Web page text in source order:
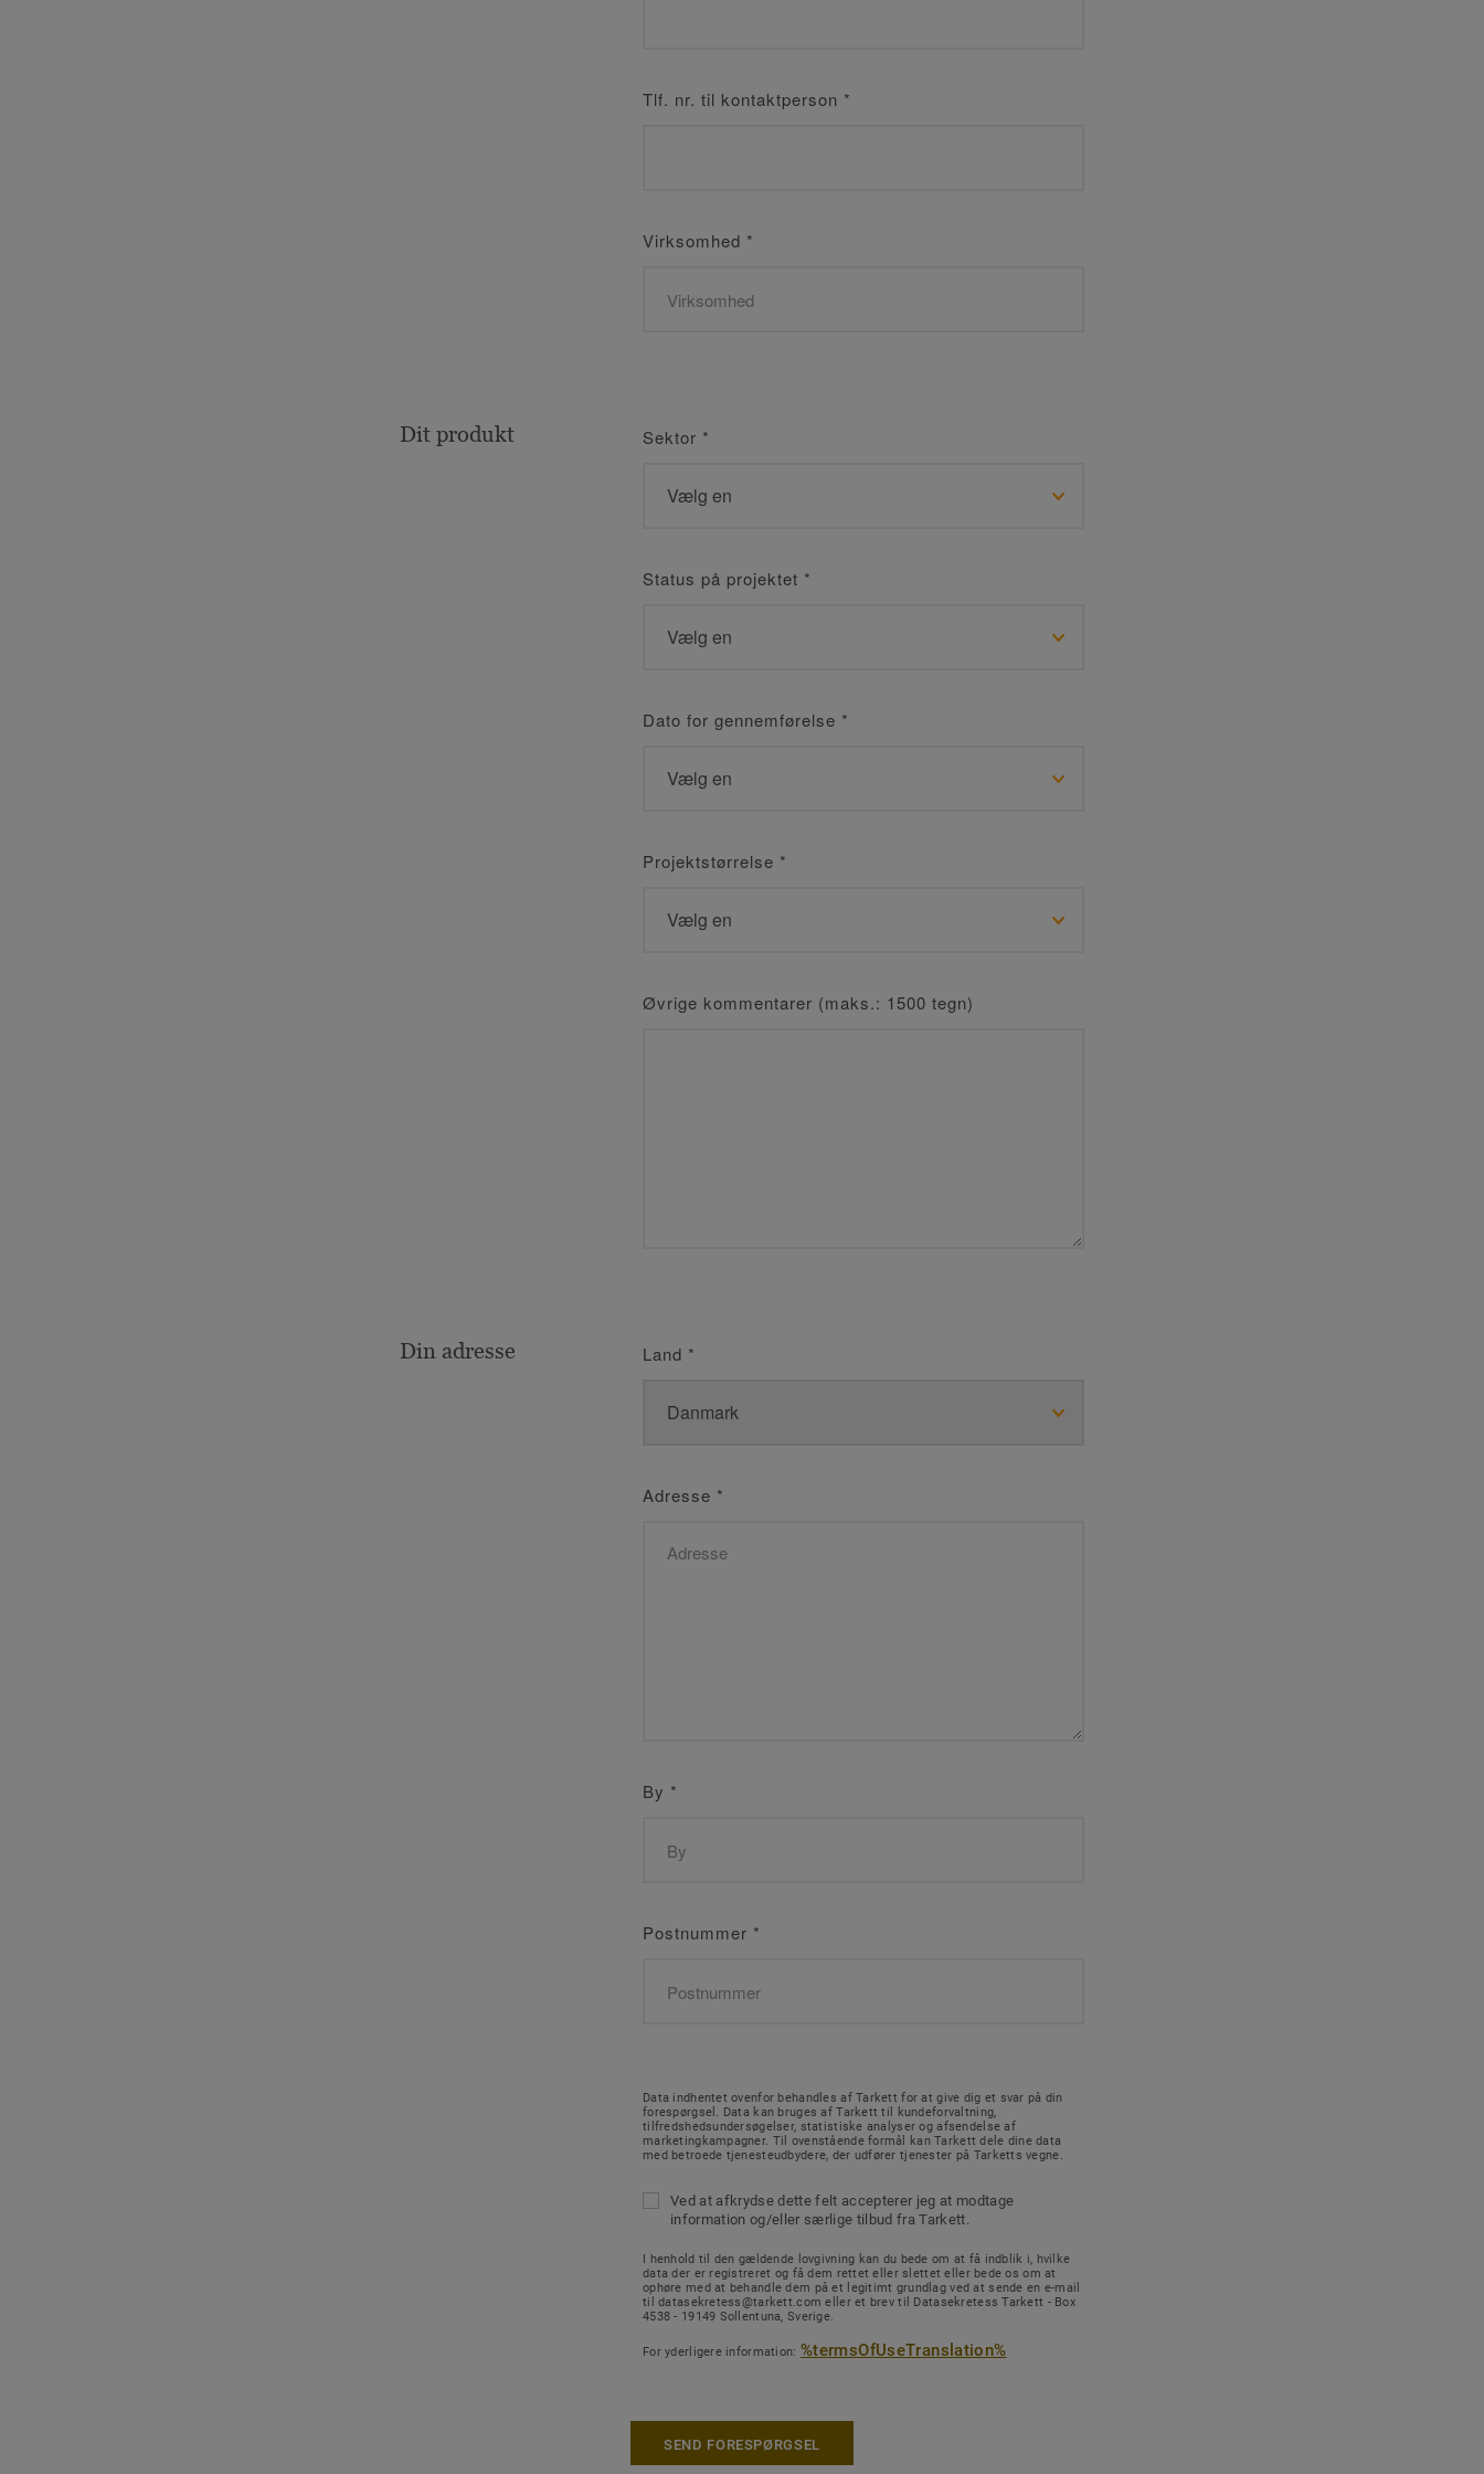
Tlf. nr. til kontaktperson *
Virksomhed *
Dit produkt Sektor *
Status på projektet *
Dato for gennemførelse *
Projektstørrelse *
Øvrige kommentarer (maks.: 1500 tegn)
Din adresse Land *
Adresse *
By *
Postnummer *
Data indhentet ovenfor behandles af Tarkett for at give dig et svar på din
forespørgsel. Data kan bruges af Tarkett til kundeforvaltning,
tilfredshedsundersøgelser, statistiske analyser og afsendelse af
marketingkampagner. Til ovenstående formål kan Tarkett dele dine data
med betroede tjenesteudbydere, der udfører tjenester på Tarketts vegne.
Ved at afkrydse dette felt accepterer jeg at modtage
information og/eller særlige tilbud fra Tarkett.
I henhold til den gældende lovgivning kan du bede om at få indblik i, hvilke
data der er registreret og få dem rettet eller slettet eller bede os om at
ophøre med at behandle dem på et legitimt grundlag ved at sende en e-mail
til datasekretess@tarkett.com eller et brev til Datasekretess Tarkett - Box
4538 - 19149 Sollentuna, Sverige.
For yderligere information: %termsOfUseTranslation%
SEND FORESPØRGSEL